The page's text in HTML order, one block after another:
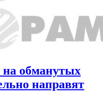
на обманутых
направят